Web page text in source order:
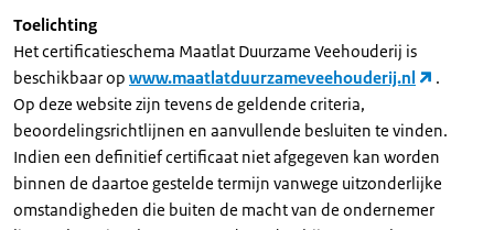
Toelichting
Het certificatieschema Maatlat Duurzame Veehouderij is
beschikbaar op www.maatlatduurzameveehouderij.nl
.
Op deze website zijn tevens de geldende criteria,
beoordelingsrichtlijnen en aanvullende besluiten te vinden.
Indien een definitief certificaat niet afgegeven kan worden
binnen de daartoe gestelde termijn vanwege uitzonderlijke
omstandigheden die buiten de macht van de ondernemer